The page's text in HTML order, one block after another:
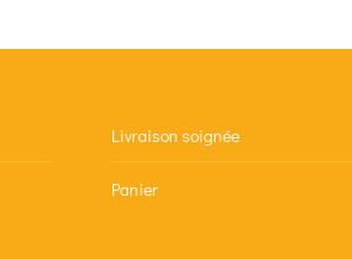
Livraison soignée
Panier